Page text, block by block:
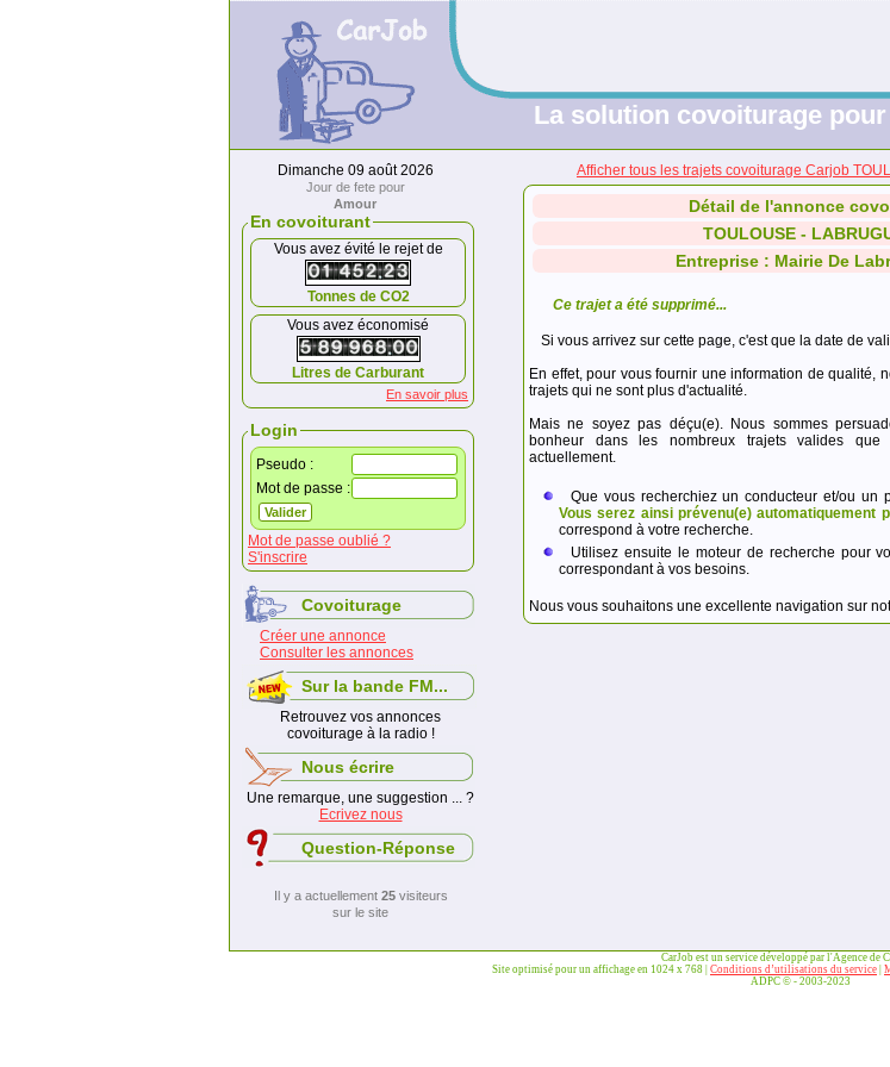
La solution covoiturage
Dimanche 09 août 2026
Jour de fete pour
Amour
En covoiturant
Vous avez évité le rejet de
Tonnes de CO2
Vous avez économisé
Litres de Carburant
En savoir plus
Login
Pseudo :
Mot de passe :
Mot de passe oublié ?
S'inscrire
Covoiturage
Créer une annonce
Consulter les annonces
Sur la bande FM...
Retrouvez vos annonces
covoiturage à la radio !
Nous écrire
Une remarque, une suggestion ... ?
Ecrivez nous
Question-Réponse
Il y a actuellement 25visiteurs
sur le site
Afficher tous les trajets covoiturage Carjob
Détail de l'annonce
TOULOUSE -
Entreprise : Mairie De
Ce trajet a été supprimé...
Si vous arrivez sur cette page, c'est que la date de
En effet, pour vous fournir une information de qualité,
trajets qui ne sont plus d'actualité.
Mais ne soyez pas déçu(e). Nous sommes
bonheur dans les nombreux trajets valides
actuellement.
Que vous recherchiez un conducteur et/ou un
Vous serez ainsi prévenu(e) automatiquement
correspond à votre recherche.
Utilisez ensuite le moteur de recherche pour
correspondant à vos besoins.
Nous vous souhaitons une excellente navigation sur
CarJob est un service développé par l'Agence de
Site optimisé pour un affichage en 1024 x 768 | Conditions d’utilisations du service
ADPC © - 2003-2023